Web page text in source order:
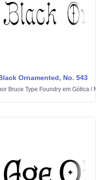
Ornamented, No. 543
Bruce Type Foundry em Gótica /